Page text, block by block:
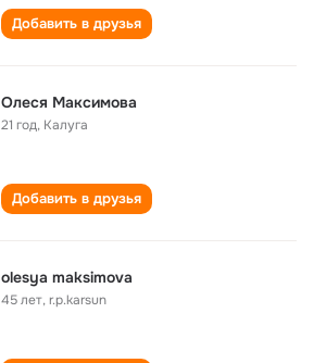
Добавить в друзья
Олеся Максимова
21 год, Калуга
Добавить в друзья
olesya maksimova
45 лет,r.p.karsun